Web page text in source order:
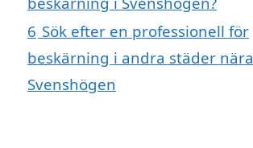
6 Sök efter en professionell för
beskärning i andra städer nära
Svenshögen